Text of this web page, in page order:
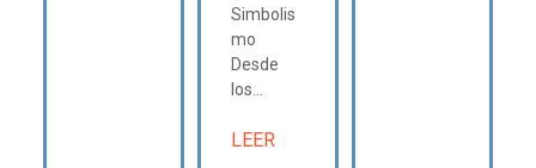
Simbolis
mo
Desde
los...
LEER